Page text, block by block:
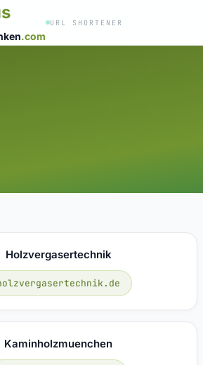
.com
URL SHORTENER
Holzvergasertechnik
Kaminholzmuenchen